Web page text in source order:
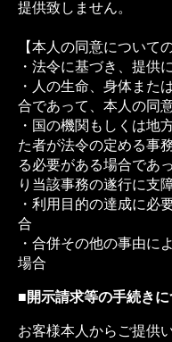
提供致しません。
【本人の同意について
・法令に基づき、提供
・人の生命、身体また
合であって、本人の同
・国の機関もしくは地
た者が法令の定める事
る必要がある場合であ
り当該事務の遂行に支
・利用目的の達成に必
合
・合併その他の事由に
場合
■開示請求等の手続き
お客様本人からご提供